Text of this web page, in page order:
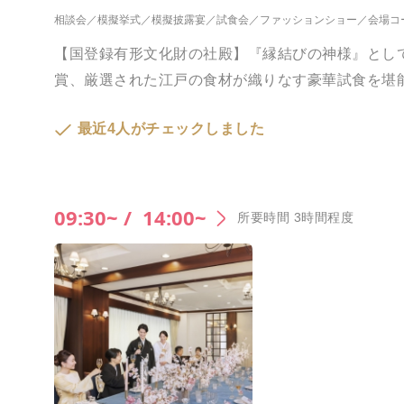
相談会 模擬挙式 模擬披露宴 試食会 ファッションショー 会場コ
【国登録有形文化財の社殿】『縁結びの神様』と
賞、厳選された江戸の食材が織りなす豪華試食を堪
最近4人がチェックしました
09:30~ / 14:00~ 所要時間 3時間程度